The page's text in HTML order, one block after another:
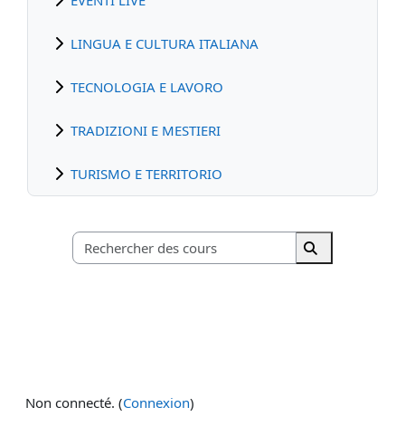
LINGUA E CULTURA ITALIANA
TECNOLOGIA E LAVORO
TRADIZIONI E MESTIERI
TURISMO E TERRITORIO
Rechercher des
Rechercher
Non connecté. (Connexion)